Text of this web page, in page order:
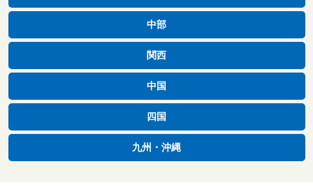
中部
関西
中国
四国
九州・沖縄